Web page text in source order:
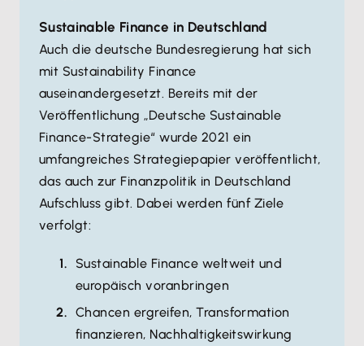
Sustainable Finance in Deutschland
Auch die deutsche Bundesregierung hat sich
mit Sustainability Finance
auseinandergesetzt. Bereits mit der
Veröffentlichung „Deutsche Sustainable
Finance-Strategie“ wurde 2021 ein
umfangreiches Strategiepapier veröffentlicht,
das auch zur Finanzpolitik in Deutschland
Aufschluss gibt. Dabei werden fünf Ziele
verfolgt:
Sustainable Finance weltweit und
europäisch voranbringen
Chancen ergreifen, Transformation
finanzieren, Nachhaltigkeitswirkung